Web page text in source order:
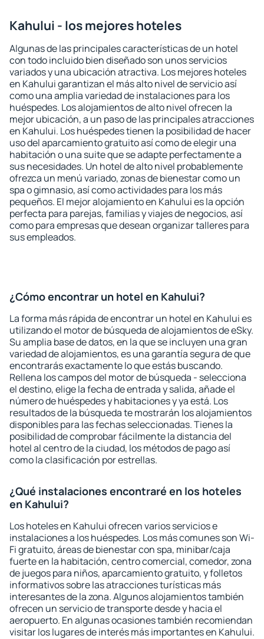
Kahului - los mejores hoteles
Algunas de las principales características de un hotel
con todo incluido bien diseñado son unos servicios
variados y una ubicación atractiva. Los mejores hoteles
en Kahului garantizan el más alto nivel de servicio así
como una amplia variedad de instalaciones para los
huéspedes. Los alojamientos de alto nivel ofrecen la
mejor ubicación, a un paso de las principales atracciones
en Kahului. Los huéspedes tienen la posibilidad de hacer
uso del aparcamiento gratuito así como de elegir una
habitación o una suite que se adapte perfectamente a
sus necesidades. Un hotel de alto nivel probablemente
ofrezca un menú variado, zonas de bienestar como un
spa o gimnasio, así como actividades para los más
pequeños. El mejor alojamiento en Kahului es la opción
perfecta para parejas, familias y viajes de negocios, así
como para empresas que desean organizar talleres para
sus empleados.
¿Cómo encontrar un hotel en Kahului?
La forma más rápida de encontrar un hotel en Kahului es
utilizando el motor de búsqueda de alojamientos de eSky.
Su amplia base de datos, en la que se incluyen una gran
variedad de alojamientos, es una garantía segura de que
encontrarás exactamente lo que estás buscando.
Rellena los campos del motor de búsqueda - selecciona
el destino, elige la fecha de entrada y salida, añade el
número de huéspedes y habitaciones y ya está. Los
resultados de la búsqueda te mostrarán los alojamientos
disponibles para las fechas seleccionadas. Tienes la
posibilidad de comprobar fácilmente la distancia del
hotel al centro de la ciudad, los métodos de pago así
como la clasificación por estrellas.
¿Qué instalaciones encontraré en los hoteles
en Kahului?
Los hoteles en Kahului ofrecen varios servicios e
instalaciones a los huéspedes. Los más comunes son Wi-
Fi gratuito, áreas de bienestar con spa, minibar/caja
fuerte en la habitación, centro comercial, comedor, zona
de juegos para niños, aparcamiento gratuito, y folletos
informativos sobre las atracciones turísticas más
interesantes de la zona. Algunos alojamientos también
ofrecen un servicio de transporte desde y hacia el
aeropuerto. En algunas ocasiones también recomiendan
visitar los lugares de interés más importantes en Kahului.